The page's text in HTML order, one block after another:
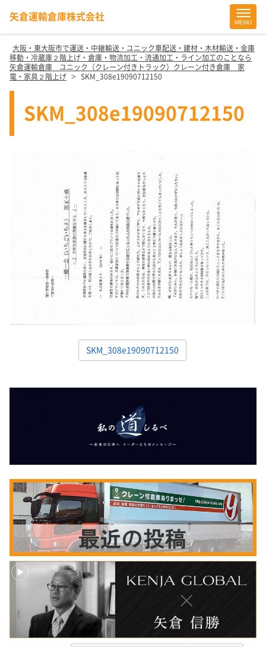
矢倉運輸倉庫株式会社
MENU
大阪・東大阪市で運送・中継輸送・ユニック車配送・建材・木材輸送・金庫
移動・冷蔵庫２階上げ・倉庫・物流加工・流通加工・ライン加工のことなら
矢倉運輸倉庫 ユニック（クレーン付きトラック）クレーン付き倉庫 家
電・家具２階上げ
> SKM_308e19090712150
SKM_308e19090712150
SKM_308e19090712150
Site
Footer